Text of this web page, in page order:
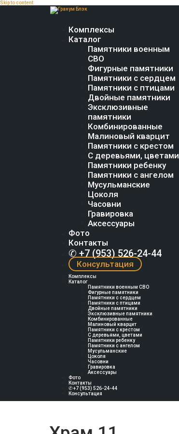
Skip to content
Комплексы
Каталог
Памятники военным
СВО
Фигурные памятники
Памятники с сердцем
Памятники с птицами
Двойные памятники
Эксклюзивные
памятники
Комбинированные
Малиновый кварцит
Памятники с крестом
С деревьями, цветами
Памятники ребенку
Памятники с ангелом
Мусульманские
Цоколя
Часовни
Гравировка
Аксессуары
Фото
Контакты
✆ +7 (953) 526-24-44
Консультация
Комплексы
Каталог
Памятники военным СВО
Фигурные памятники
Памятники с сердцем
Памятники с птицами
Двойные памятники
Эксклюзивные памятники
Комбинированные
Малиновый кварцит
Памятники с крестом
С деревьями, цветами
Памятники ребенку
Памятники с ангелом
Мусульманские
Цоколя
Часовни
Гравировка
Аксессуары
Фото
Контакты
✆ +7 (953) 526-24-44
Консультация